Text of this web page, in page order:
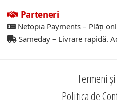
Parteneri
Netopia Payments – Plăți
Sameday – Livrare rapidă.
Termeni
Politica de